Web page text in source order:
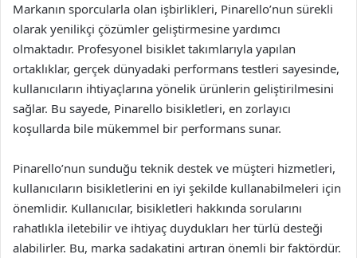
Markanın sporcularla olan işbirlikleri, Pinarello’nun sürekli
olarak yenilikçi çözümler geliştirmesine yardımcı
olmaktadır. Profesyonel bisiklet takımlarıyla yapılan
ortaklıklar, gerçek dünyadaki performans testleri sayesinde,
kullanıcıların ihtiyaçlarına yönelik ürünlerin geliştirilmesini
sağlar. Bu sayede, Pinarello bisikletleri, en zorlayıcı
koşullarda bile mükemmel bir performans sunar.
Pinarello’nun sunduğu teknik destek ve müşteri hizmetleri,
kullanıcıların bisikletlerini en iyi şekilde kullanabilmeleri için
önemlidir. Kullanıcılar, bisikletleri hakkında sorularını
rahatlıkla iletebilir ve ihtiyaç duydukları her türlü desteği
alabilirler. Bu, marka sadakatini artıran önemli bir faktördür.